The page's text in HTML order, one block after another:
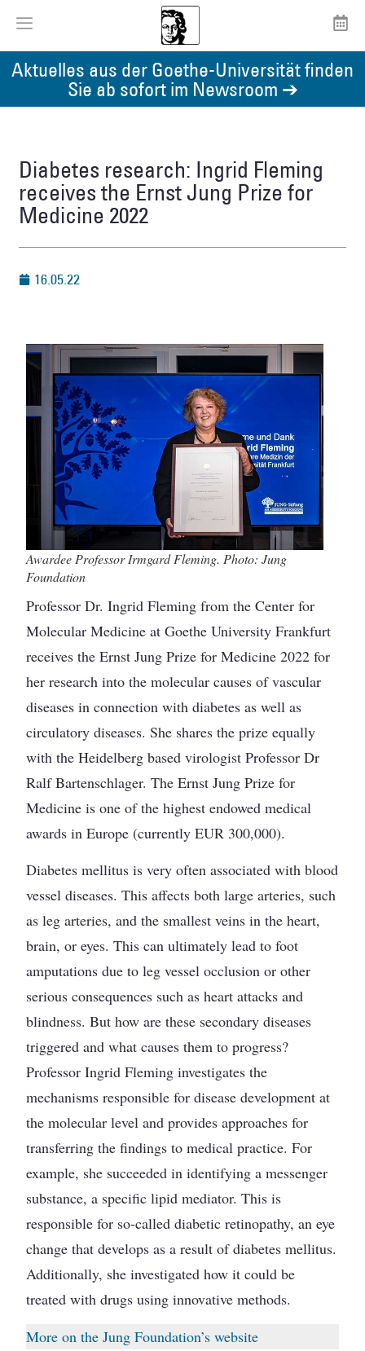
Aktuelles aus der Goethe-Universität finden
Sie ab sofort im Newsroom ➔
Diabetes research: Ingrid Fleming
receives the Ernst Jung Prize for
Medicine 2022
16.05.22
Awardee Professor Irmgard Fleming. Photo: Jung
Foundation
Professor Dr. Ingrid Fleming from the Center for
Molecular Medicine at Goethe University Frankfurt
receives the Ernst Jung Prize for Medicine 2022 for
her research into the molecular causes of vascular
diseases in connection with diabetes as well as
circulatory diseases. She shares the prize equally
with the Heidelberg based virologist Professor Dr
Ralf Bartenschlager. The Ernst Jung Prize for
Medicine is one of the highest endowed medical
awards in Europe (currently EUR 300,000).
Diabetes mellitus is very often associated with blood
vessel diseases. This affects both large arteries, such
as leg arteries, and the smallest veins in the heart,
brain, or eyes. This can ultimately lead to foot
amputations due to leg vessel occlusion or other
serious consequences such as heart attacks and
blindness. But how are these secondary diseases
triggered and what causes them to progress?
Professor Ingrid Fleming investigates the
mechanisms responsible for disease development at
the molecular level and provides approaches for
transferring the findings to medical practice. For
example, she succeeded in identifying a messenger
substance, a specific lipid mediator. This is
responsible for so-called diabetic retinopathy, an eye
change that develops as a result of diabetes mellitus.
Additionally, she investigated how it could be
treated with drugs using innovative methods.
More on the Jung Foundation’s website